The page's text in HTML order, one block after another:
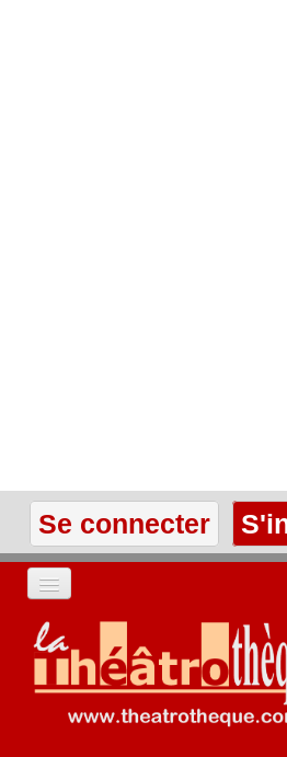
Se connecter
ACCUEIL
LES TEXTES